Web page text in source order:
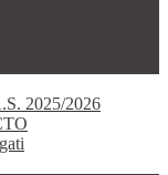
2025/2026